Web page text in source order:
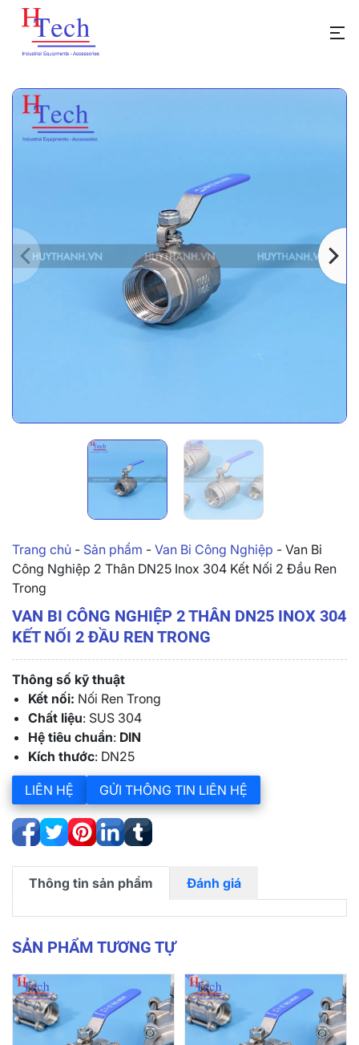
Trang chủ - Sản phẩm - Van Bi Công Nghiệp - Van Bi
Công Nghiệp 2 Thân DN25 Inox 304 Kết Nối 2 Đầu Ren
Trong
VAN BI CÔNG NGHIỆP 2 THÂN DN25 INOX 304
KẾT NỐI 2 ĐẦU REN TRONG
Thông số kỹ thuật
Kết nối: Nối Ren Trong
Chất liệu: SUS 304
Hệ tiêu chuẩn: DIN
Kích thước: DN25
LIÊN HỆ GỬI THÔNG TIN LIÊN HỆ
Thông tin sản phẩm Đánh giá
SẢN PHẨM TƯƠNG TỰ